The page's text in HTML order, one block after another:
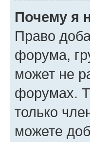
Почему я
Право
форума,
может не
форумах.
только
можете